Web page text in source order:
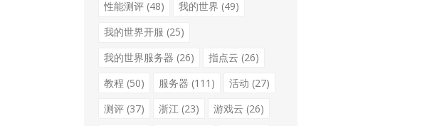
性能测评 (48) 我的世界 (49)
我的世界开服 (25)
我的世界服务器 (26) 指点云 (26)
教程 (50) 服务器 (111) 活动 (27)
测评 (37) 浙江 (23) 游戏云 (26)